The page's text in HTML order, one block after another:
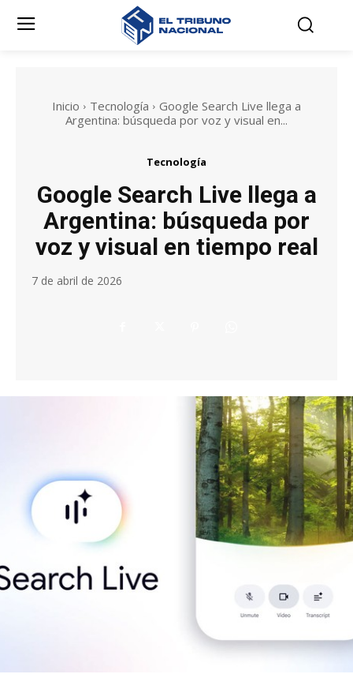
Inicio Tecnología
Google Search Live llega a
Argentina: búsqueda por voz y visual en...
Tecnología
Google Search Live llega a
Argentina: búsqueda por
voz y visual en tiempo real
7 de abril de 2026